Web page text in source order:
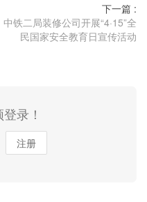
下一篇 :
中铁二局装修公司开展“4·15”全
民国家安全教育日宣传活动
录！
注册